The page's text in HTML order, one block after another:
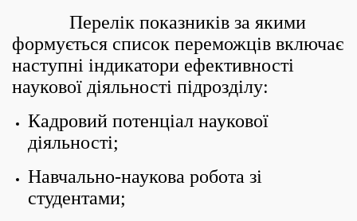
Перелік показників за якими
формується список переможців включає
наступні індикатори ефективності
наукової діяльності підрозділу:
Кадровий потенціал наукової
діяльності;
Навчально-наукова робота зі
студентами;